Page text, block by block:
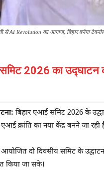
AI Revolution का आगाज, बिहार बनेगा
2026 का उद्घाटन
बिहार एआई समिट 2026 के
क्रांति का नया केंद्र बनने जा
दो दिवसीय समिट के
किया जा सके।